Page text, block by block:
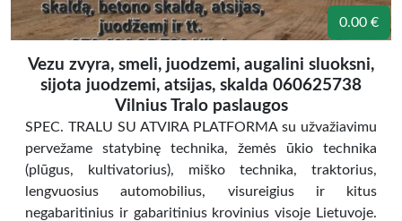
0.00 €
Vezu zvyra, smeli, juodzemi, augalini sluoksni,
sijota juodzemi, atsijas, skalda 060625738
Vilnius Tralo paslaugos
SPEC. TRALU SU ATVIRA PLATFORMA su užvažiavimu
pervežame statybinę technika, žemės ūkio technika
(plūgus, kultivatorius), miško technika, traktorius,
lengvuosius automobilius, visureigius ir kitus
negabaritinius ir gabaritinius krovinius visoje Lietuvoje.